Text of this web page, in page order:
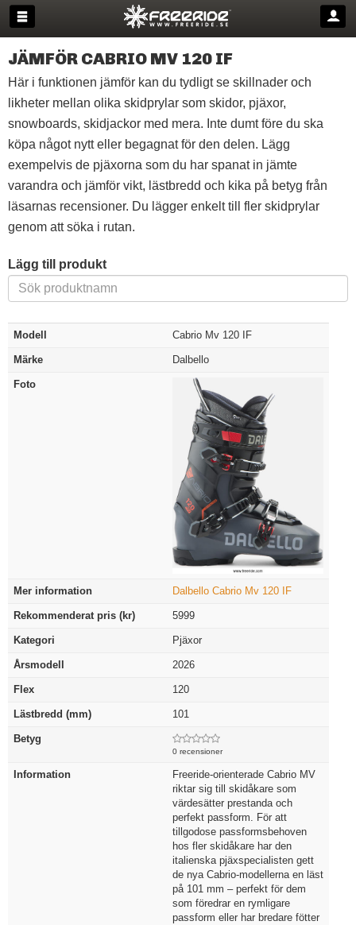
JÄMFÖR CABRIO MV 120 IF
Här i funktionen jämför kan du tydligt se skillnader och
likheter mellan olika skidprylar som skidor, pjäxor,
snowboards, skidjackor med mera. Inte dumt före du ska
köpa något nytt eller begagnat för den delen. Lägg
exempelvis de pjäxorna som du har spanat in jämte
varandra och jämför vikt, lästbredd och kika på betyg från
läsarnas recensioner. Du lägger enkelt till fler skidprylar
genom att söka i rutan.
Lägg till produkt
Modell Cabrio Mv 120 IF
Märke Dalbello
Foto
Mer information Dalbello Cabrio Mv 120 IF
Rekommenderat pris (kr) 5999
Kategori Pjäxor
Årsmodell 2026
Flex 120
Lästbredd (mm) 101
Betyg
0 recensioner
Information
Freeride-orienterade Cabrio MV
riktar sig till skidåkare som
värdesätter prestanda och
perfekt passform. För att
tillgodose passformsbehoven
hos fler skidåkare har den
italienska pjäxspecialisten gett
de nya Cabrio-modellerna en läst
på 101 mm – perfekt för dem
som föredrar en rymligare
passform eller har bredare fötter